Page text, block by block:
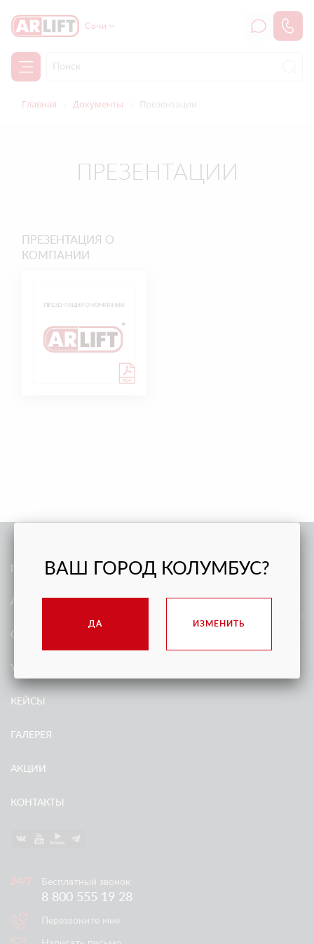
Сочи
Главная Документы Презентации
ПРЕЗЕНТАЦИИ
ПРЕЗЕНТАЦИЯ О
КОМПАНИИ
ПРОДАЖА
АРЕНДА
О КОМПАНИИ
УСЛУГИ
КЕЙСЫ
ГАЛЕРЕЯ
АКЦИИ
КОНТАКТЫ
Бесплатный звонок
8 800 555 19 28
Перезвоните мне
ВАШ ГОРОД КОЛУМБУС?
ДА ИЗМЕНИТЬ